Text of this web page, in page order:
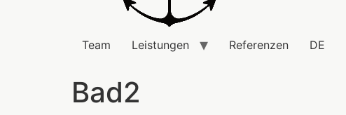
Team Leistungen Referenzen DE
Bad2